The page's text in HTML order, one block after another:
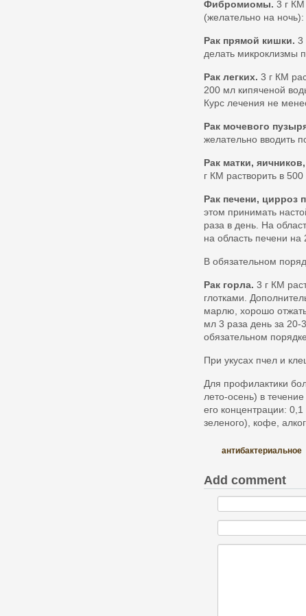
Фибромиомы. 3 г КМ
(желательно на
Рак прямой кишки. 3
делать микроклизмы
Рак легких. 3 г КМ
200 мл кипяченой
Курс лечения не
Рак мочевого
желательно вводить
Рак матки,
г КМ растворить в
Рак печени, цирроз
этом принимать
раза в день. На
на область печени на
В обязательном
Рак горла. 3 г КМ
глотками.
марлю, хорошо
мл 3 раза день за 20-
обязательном порядке.
При укусах пчел и
Для профилактики
лето-осень) в
его концентрации:
зеленого), кофе,
антибактериальное
Add comment